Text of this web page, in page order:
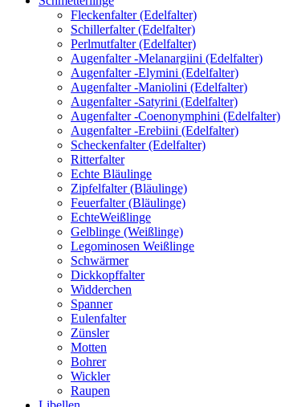
Fleckenfalter (Edelfalter)
Schillerfalter (Edelfalter)
Perlmutfalter (Edelfalter)
Augenfalter -Melanargiini (Edelfalter)
Augenfalter -Elymini (Edelfalter)
Augenfalter -Maniolini (Edelfalter)
Augenfalter -Satyrini (Edelfalter)
Augenfalter -Coenonymphini (Edelfalter)
Augenfalter -Erebiini (Edelfalter)
Scheckenfalter (Edelfalter)
Ritterfalter
Echte Bläulinge
Zipfelfalter (Bläulinge)
Feuerfalter (Bläulinge)
EchteWeißlinge
Gelblinge (Weißlinge)
Legominosen Weißlinge
Schwärmer
Dickkopffalter
Widderchen
Spanner
Eulenfalter
Zünsler
Motten
Bohrer
Wickler
Raupen